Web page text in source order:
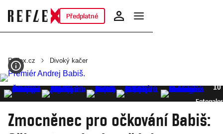
Předplatné
Reflex.cz Divoký kačer
10
Zmocněnec pro očkování Babiš: